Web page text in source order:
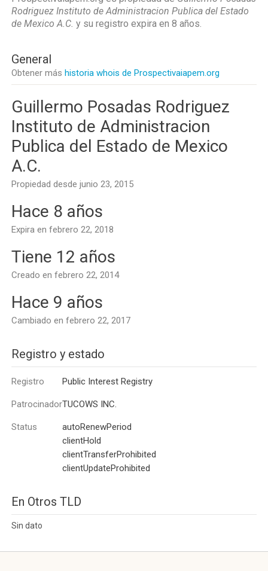
Rodriguez Instituto de Administracion Publica del Estado
de Mexico A.C. y su registro expira en 8 años.
General
Obtener más historia whois de Prospectivaiapem.org
Guillermo Posadas Rodriguez
Instituto de Administracion
Publica del Estado de Mexico
A.C.
Propiedad desde junio 23, 2015
Hace 8 años
Expira en febrero 22, 2018
Tiene 12 años
Creado en febrero 22, 2014
Hace 9 años
Cambiado en febrero 22, 2017
Registro y estado
Registro Public Interest Registry
PatrocinadorTUCOWS INC.
Status
autoRenewPeriod
clientHold
clientTransferProhibited
clientUpdateProhibited
En Otros TLD
Sin dato